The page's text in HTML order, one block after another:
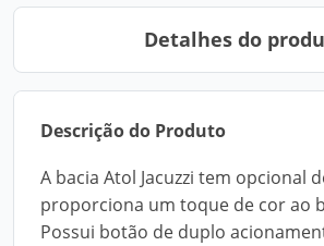
Detalhes do
Descrição do Produto
A bacia Atol Jacuzzi tem opcional
proporciona um toque de cor ao
Possui botão de duplo